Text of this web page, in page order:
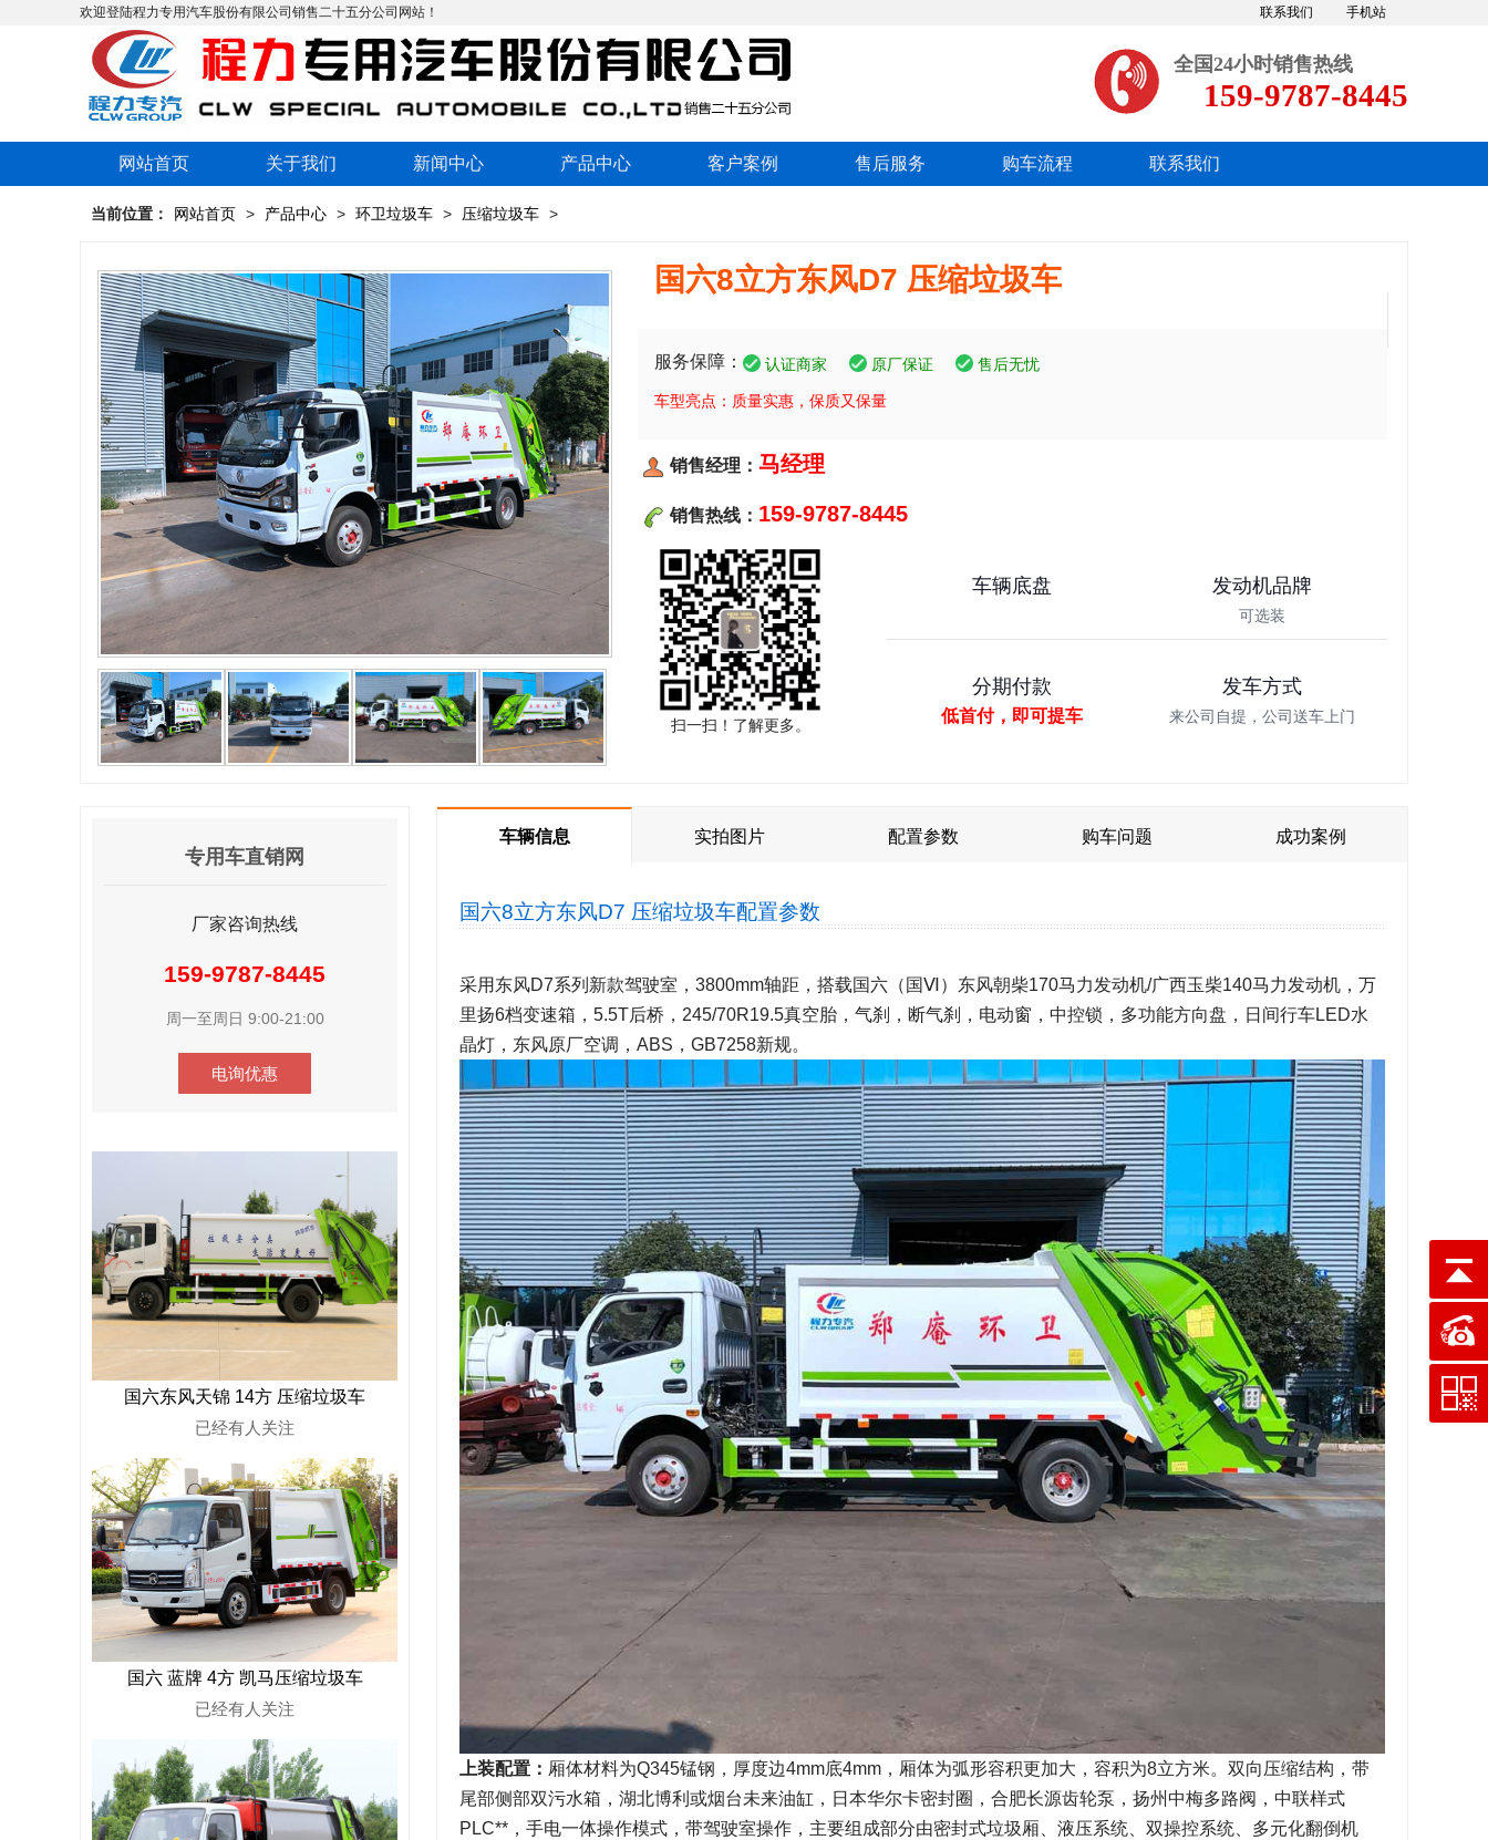
欢迎登陆程力专用汽车股份有限公司销售二十五分公司网站！ 手机站
联系我们
全国24小时销售热线
159-9787-8445
网站首页 关于我们 新闻中心 产品中心 客户案例 售后服务 购车流程 联系我们
当前位置： 网站首页 > 产品中心 > 环卫垃圾车 > 压缩垃圾车 >
国六8立方东风D7 压缩垃圾车
服务保障： 认证商家 原厂保证 售后无忧
车型亮点：质量实惠，保质又保量
销售经理： 马经理
销售热线： 159-9787-8445
扫一扫！了解更多。
车辆底盘 发动机品牌
可选装
分期付款
低首付，即可提车
发车方式
来公司自提，公司送车上门
车辆信息 实拍图片 配置参数 购车问题 成功案例
国六8立方东风D7 压缩垃圾车配置参数
采用东风D7系列新款驾驶室，3800mm轴距，搭载国六（国Ⅵ）东风朝柴170马力发动机/广西玉柴140马力发动机，万
里扬6档变速箱，5.5T后桥，245/70R19.5真空胎，气刹，断气刹，电动窗，中控锁，多功能方向盘，日间行车LED水
晶灯，东风原厂空调，ABS，GB7258新规。
上装配置： 厢体材料为Q345锰钢，厚度边4mm底4mm，厢体为弧形容积更加大，容积为8立方米。双向压缩结构，带
尾部侧部双污水箱，湖北博利或烟台未来油缸，日本华尔卡密封圈，合肥长源齿轮泵，扬州中梅多路阀，中联样式
PLC**，手电一体操作模式，带驾驶室操作，主要组成部分由密封式垃圾厢、液压系统、双操控系统、多元化翻倒机
专用车直销网
厂家咨询热线
159-9787-8445
周一至周日 9:00-21:00
电询优惠
国六东风天锦 14方 压缩垃圾车
已经有人关注
国六 蓝牌 4方 凯马压缩垃圾车
已经有人关注